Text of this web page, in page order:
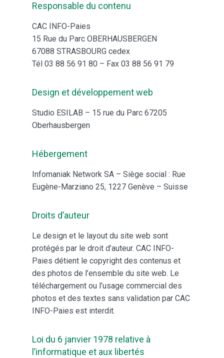
Responsable du contenu
CAC INFO-Paies
15 Rue du Parc OBERHAUSBERGEN
67088 STRASBOURG cedex
Tél 03 88 56 91 80 – Fax 03 88 56 91 79
Design et développement web
Studio ESILAB – 15 rue du Parc 67205
Oberhausbergen
Hébergement
Infomaniak Network SA – Siège social : Rue
Eugène-Marziano 25, 1227 Genève – Suisse
Droits d’auteur
Le design et le layout du site web sont
protégés par le droit d’auteur. CAC INFO-
Paies détient le copyright des contenus et
des photos de l’ensemble du site web. Le
téléchargement ou l’usage commercial des
photos et des textes sans validation par CAC
INFO-Paies est interdit.
Loi du 6 janvier 1978 relative à
l’informatique et aux libertés